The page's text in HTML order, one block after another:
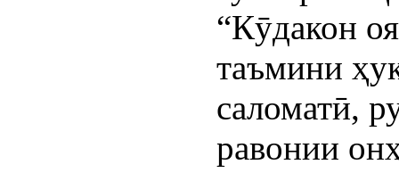
“Кӯдакон
таъмини
саломатӣ,
равонии